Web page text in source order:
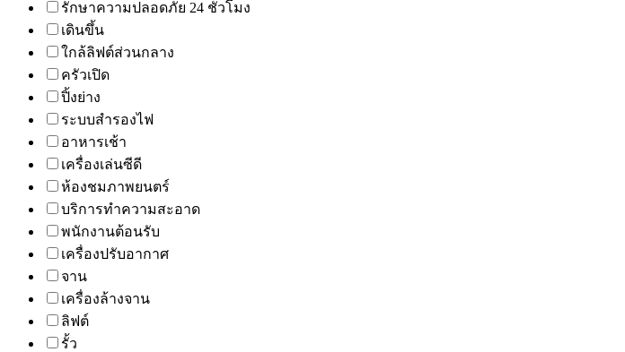
รักษาความปลอดภัย 24 ชั่วโมง
เดินขึ้น
ใกล้ลิฟต์ส่วนกลาง
ครัวเปิด
ปิ้งย่าง
ระบบสำรองไฟ
อาหารเช้า
เครื่องเล่นซีดี
ห้องชมภาพยนตร์
บริการทำความสะอาด
พนักงานต้อนรับ
เครื่องปรับอากาศ
จาน
เครื่องล้างจาน
ลิฟต์
รั้ว